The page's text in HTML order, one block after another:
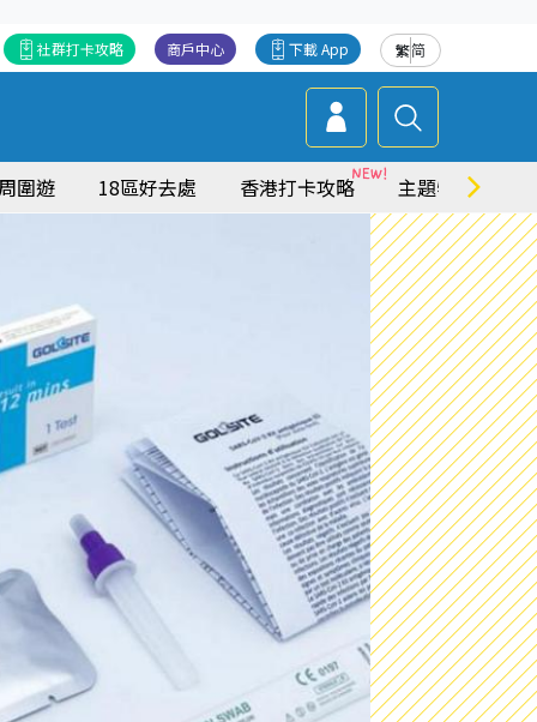
繁简
下載 App
商戶中心
社群打卡攻略
圍遊 18區好去處 香港打卡攻略 主題特集